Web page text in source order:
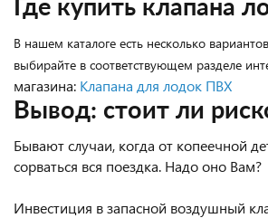
Где купить клапана
В нашем каталоге есть несколько
выбирайте в соответствующем разделе
магазина: Клапана для лодок ПВХ
Вывод: стоит ли
Бывают случаи, когда от копеечной
сорваться вся поездка. Надо оно Вам?
Инвестиция в запасной воздушный